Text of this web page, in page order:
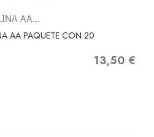
AA...
AA PAQUETE CON 20
Precio
13,50 €